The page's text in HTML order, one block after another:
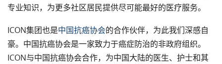
专业知识，为更多社区居民提供尽可能最好的医疗服务。
ICON集团也是中国抗癌协会的合作伙伴，为此我们深感自
豪。中国抗癌协会是一家致力于癌症防治的非政府组织。
ICON与中国抗癌协会合作，为中国大陆的医生、护士和其